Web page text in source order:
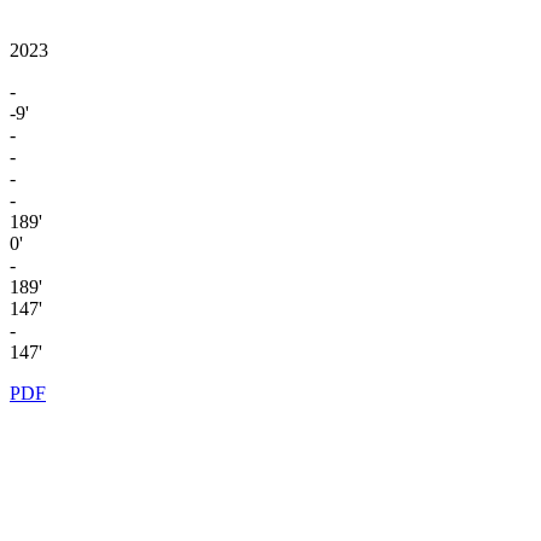
2023
-
-9'
-
-
-
-
189'
0'
-
189'
147'
-
147'
PDF